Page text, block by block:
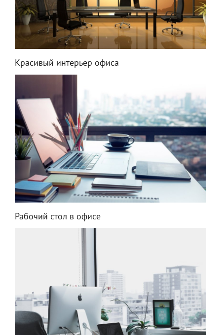
Красивый интерьер офиса
Рабочий стол в офисе